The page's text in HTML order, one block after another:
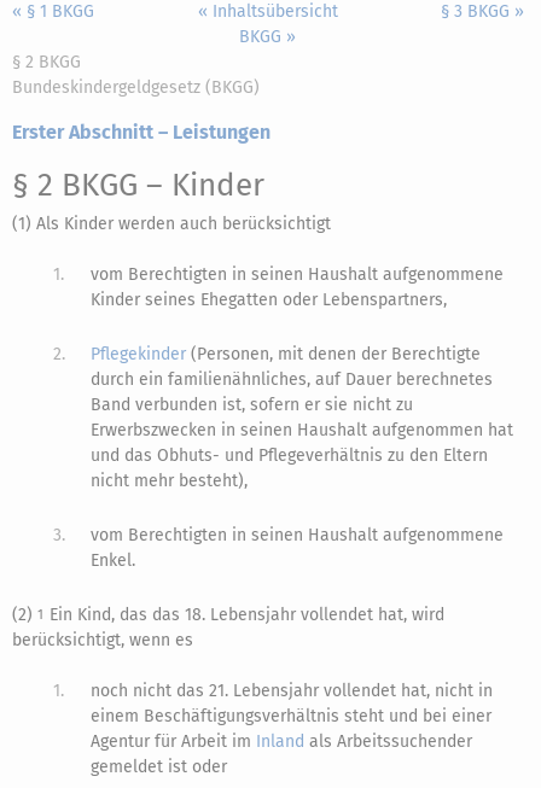
« § 1 BKGG
« Inhaltsübersicht
BKGG »
§ 3 BKGG »
§ 2 BKGG
Bundeskindergeldgesetz (BKGG)
Erster Abschnitt – Leistungen
§ 2 BKGG – Kinder
(1) Als Kinder werden auch berücksichtigt
1.
vom Berechtigten in seinen Haushalt aufgenommene
Kinder seines Ehegatten oder Lebenspartners,
2. Pflegekinder (Personen, mit denen der Berechtigte
durch ein familienähnliches, auf Dauer berechnetes
Band verbunden ist, sofern er sie nicht zu
Erwerbszwecken in seinen Haushalt aufgenommen hat
und das Obhuts- und Pflegeverhältnis zu den Eltern
nicht mehr besteht),
3.
vom Berechtigten in seinen Haushalt aufgenommene
Enkel.
(2) 1
Ein Kind, das das 18. Lebensjahr vollendet hat, wird
berücksichtigt, wenn es
1.
noch nicht das 21. Lebensjahr vollendet hat, nicht in
einem Beschäftigungsverhältnis steht und bei einer
Agentur für Arbeit im Inland als Arbeitssuchender
gemeldet ist oder